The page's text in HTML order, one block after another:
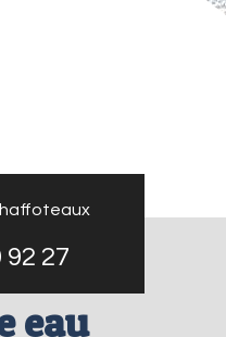
92 27
eau